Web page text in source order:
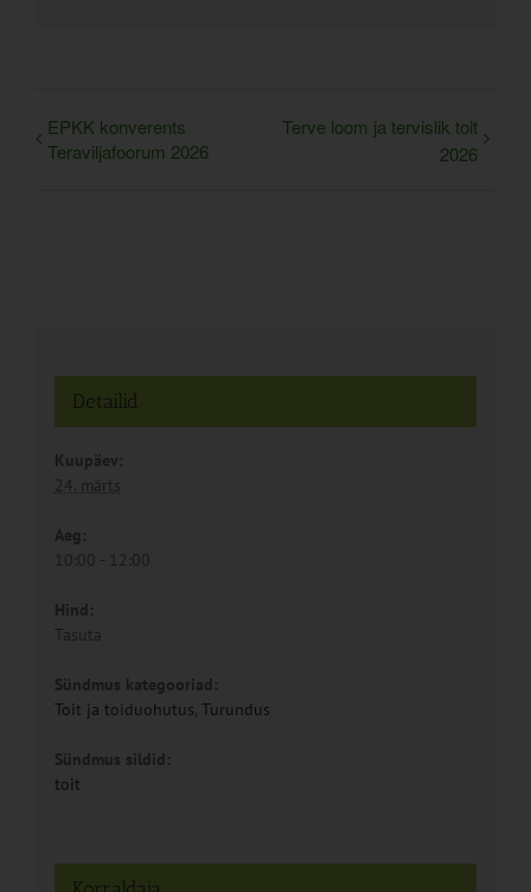
EPKK konverents
Teraviljafoorum 2026
Terve loom ja tervislik toit
2026
Detailid
Kuupäev:
24. märts
Aeg:
10:00 - 12:00
Hind:
Tasuta
Sündmus kategooriad:
Toit ja toiduohutus, Turundus
Sündmus sildid:
toit